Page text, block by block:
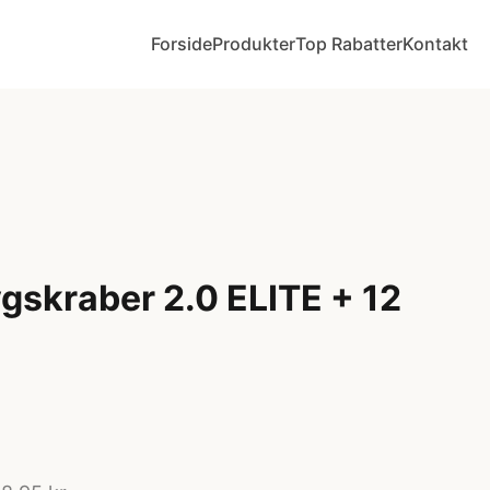
ForsideProdukterTop RabatterKontakt
2.0 ELITE + 12